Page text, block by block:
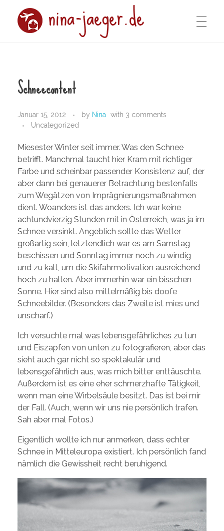
DATENSCHUTZERKLÄRUNG
Schneecontent
Januar 15, 2012 by Nina with 3 comments
Uncategorized
Miesester Winter seit immer. Was den Schnee
betrifft. Manchmal taucht hier Kram mit richtiger
Farbe und scheinbar passender Konsistenz auf, der
aber dann bei genauerer Betrachtung bestenfalls
zum Wegätzen von Imprägnierungsmaßnahmen
dient. Woanders ist das anders. Ich war keine
achtundvierzig Stunden mit in Österreich, was ja im
Schnee versinkt. Angeblich sollte das Wetter
großartig sein, letztendlich war es am Samstag
beschissen und Sonntag immer noch zu windig
und zu kalt, um die Skifahrmotivation ausreichend
hoch zu halten. Aber immerhin war ein bisschen
Sonne. Hier sind also mittelmäßig bis doofe
Schneebilder. (Besonders das Zweite ist mies und
unscharf.)
Ich versuchte mal was lebensgefährliches zu tun
und Eiszapfen von unten zu fotografieren, aber das
sieht auch gar nicht so spektakulär und
lebensgefährlich aus, was mich bitter enttäuschte.
Außerdem ist es eine eher schmerzhafte Tätigkeit,
wenn man eine Wirbelsäule besitzt. Das ist bei mir
der Fall. (Auch, wenn wir uns nie persönlich trafen.
Sah aber mal Fotos.)
Eigentlich wollte ich nur anmerken, dass echter
Schnee in Mitteleuropa existiert. Ich persönlich fand
nämlich die Gewissheit recht beruhigend.